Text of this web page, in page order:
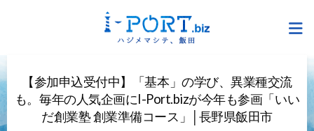
【参加申込受付中】「基本」の学び、異業種交流
も。毎年の人気企画にI-Port.bizが今年も参画「いい
だ創業塾 創業準備コース」│長野県飯田市